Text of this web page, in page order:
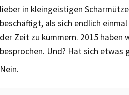
lieber in kleingeistigen
beschäftigt, als sich endlich
der Zeit zu kümmern. 2015 haben
besprochen. Und? Hat sich etwas
Nein.